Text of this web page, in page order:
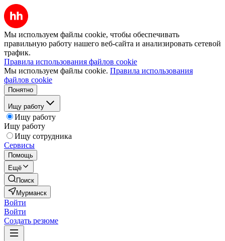
Мы используем файлы cookie, чтобы обеспечивать
правильную работу нашего веб-сайта и анализировать сетевой
трафик.
Правила использования файлов cookie
Мы используем файлы cookie. Правила использования
файлов cookie
Понятно
Ищу работу
Ищу работу
Ищу работу
Ищу сотрудника
Сервисы
Помощь
Ещё
Поиск
Мурманск
Войти
Войти
Создать резюме